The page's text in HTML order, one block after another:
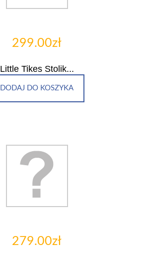
299.00zł
Little Tikes Stolik...
DODAJ DO KOSZYKA
279.00zł